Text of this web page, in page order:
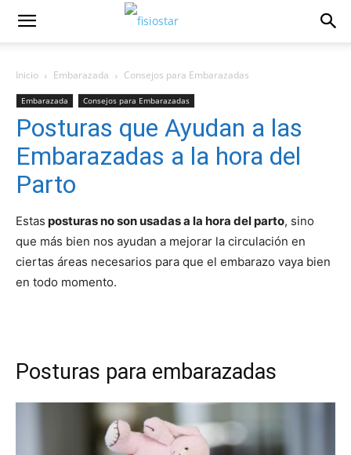
Inicio Embarazada Consejos para Embarazadas
Embarazada Consejos para Embarazadas
Posturas que Ayudan a las
Embarazadas a la hora del
Parto
Estas posturas no son usadas a la hora del parto, sino
que más bien nos ayudan a mejorar la circulación en
ciertas áreas necesarios para que el embarazo vaya bien
en todo momento.
Posturas para embarazadas